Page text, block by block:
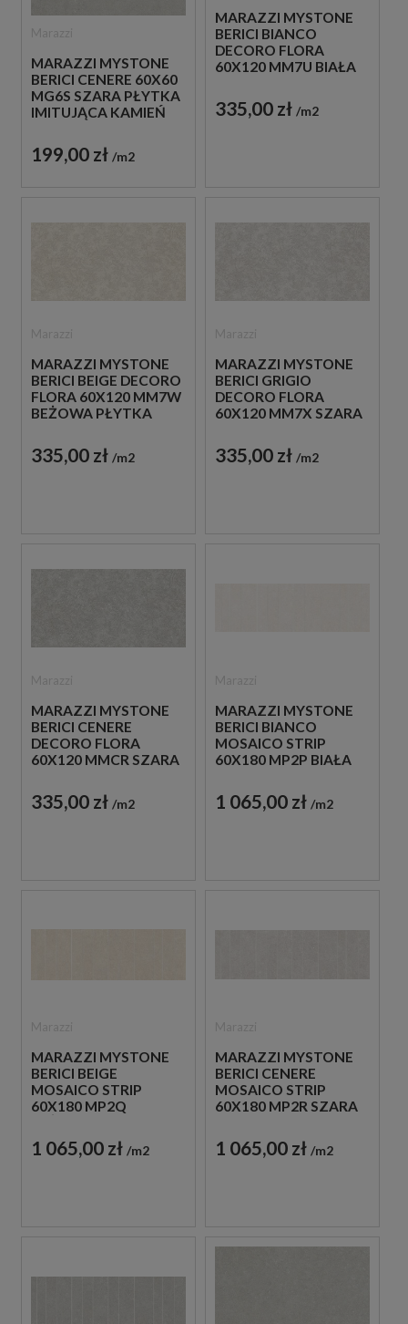
MARAZZI MYSTONE
BERICI CENERE 60X60
MG6S SZARA PŁYTKA
IMITUJĄCA KAMIEŃ
199,00 zł m2
MARAZZI MYSTONE
BERICI BIANCO
DECORO FLORA
60X120 MM7U BIAŁA
DEKORACYJNA
335,00 zł m2
MARAZZI MYSTONE
BERICI BEIGE DECORO
FLORA 60X120 MM7W
BEŻOWA PŁYTKA
335,00 zł m2
MARAZZI MYSTONE
BERICI GRIGIO
DECORO FLORA
60X120 MM7X SZARA
DEKORACYJNA
335,00 zł m2
MARAZZI MYSTONE
BERICI CENERE
DECORO FLORA
60X120 MMCR SZARA
DEKORACYJNA
335,00 zł m2
MARAZZI MYSTONE
BERICI BIANCO
MOSAICO STRIP
60X180 MP2P BIAŁA
DEKORACYJNA
1 065,00 zł m2
MARAZZI MYSTONE
BERICI BEIGE
MOSAICO STRIP
60X180 MP2Q
DEKORACYJNA
1 065,00 zł m2
MARAZZI MYSTONE
BERICI CENERE
MOSAICO STRIP
60X180 MP2R SZARA
DEKORACYJNA
1 065,00 zł m2